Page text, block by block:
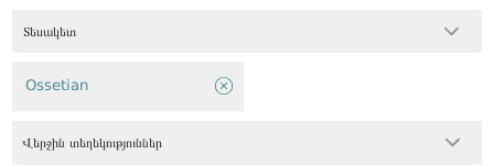
Տեսակետ
Ossetian
Վերջին տեղեկություններ